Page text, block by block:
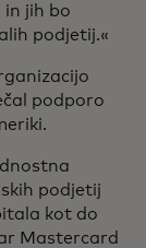
jih bo
podjetij.«
podporo
podjetij
kot do
Mastercard